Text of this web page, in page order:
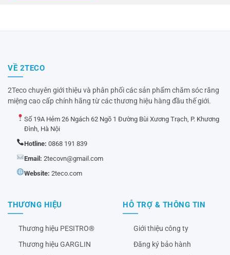
VỀ 2TECO
2Teco chuyên giới thiệu và phân phối các sản phẩm chăm sóc răng
miệng cao cấp chính hãng từ các thương hiệu hàng đầu thế giới.
Số 19A Hẻm 26 Ngách 62 Ngõ 1 Đường Bùi Xương Trạch, P. Khương
Đình, Hà Nội
Hotline: 0868 191 839
Email: 2tecovn@gmail.com
Website: 2teco.com
THƯƠNG HIỆU
Thương hiệu PESITRO®
Thương hiệu GARGLIN
HỖ TRỢ & THÔNG TIN
Giới thiệu công ty
Đăng ký bảo hành